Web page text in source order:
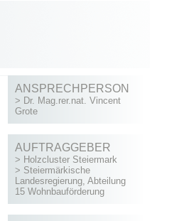
ANSPRECHPERSON
> Dr. Mag.rer.nat. Vincent
Grote
AUFTRAGGEBER
> Holzcluster Steiermark
> Steiermärkische
Landesregierung, Abteilung
15 Wohnbauförderung